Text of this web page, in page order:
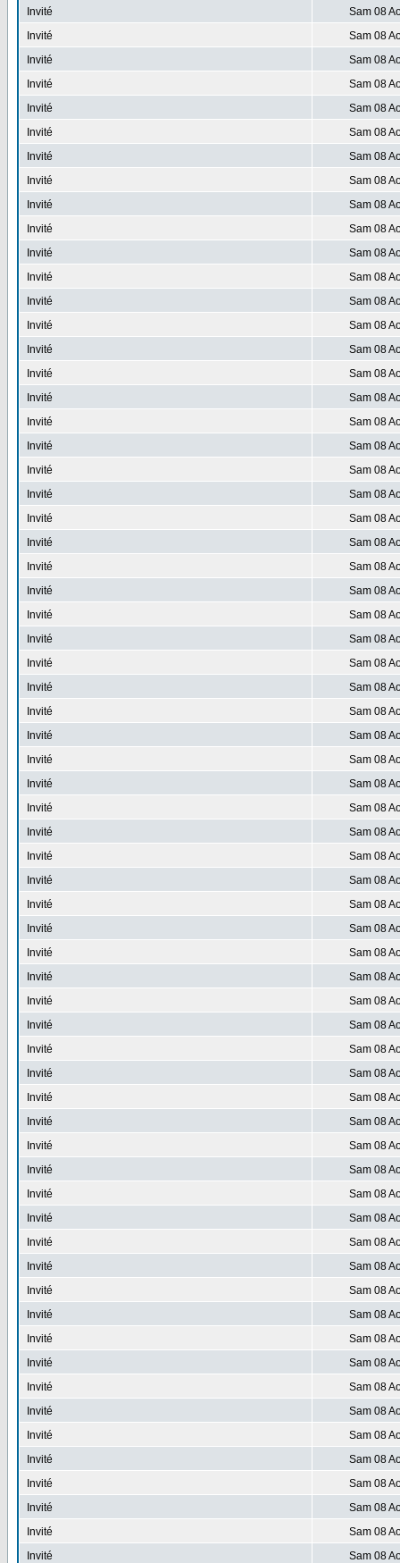
Invité
Sam 08
Invité
Sam 08
Invité
Sam 08
Invité
Sam 08
Invité
Sam 08
Invité
Sam 08
Invité
Sam 08
Invité
Sam 08
Invité
Sam 08
Invité
Sam 08
Invité
Sam 08
Invité
Sam 08
Invité
Sam 08
Invité
Sam 08
Invité
Sam 08
Invité
Sam 08
Invité
Sam 08
Invité
Sam 08
Invité
Sam 08
Invité
Sam 08
Invité
Sam 08
Invité
Sam 08
Invité
Sam 08
Invité
Sam 08
Invité
Sam 08
Invité
Sam 08
Invité
Sam 08
Invité
Sam 08
Invité
Sam 08
Invité
Sam 08
Invité
Sam 08
Invité
Sam 08
Invité
Sam 08
Invité
Sam 08
Invité
Sam 08
Invité
Sam 08
Invité
Sam 08
Invité
Sam 08
Invité
Sam 08
Invité
Sam 08
Invité
Sam 08
Invité
Sam 08
Invité
Sam 08
Invité
Sam 08
Invité
Sam 08
Invité
Sam 08
Invité
Sam 08
Invité
Sam 08
Invité
Sam 08
Invité
Sam 08
Invité
Sam 08
Invité
Sam 08
Invité
Sam 08
Invité
Sam 08
Invité
Sam 08
Invité
Sam 08
Invité
Sam 08
Invité
Sam 08
Invité
Sam 08
Invité
Sam 08
Invité
Sam 08
Invité
Sam 08
Invité
Sam 08
Invité
Sam 08
Invité
Sam 08